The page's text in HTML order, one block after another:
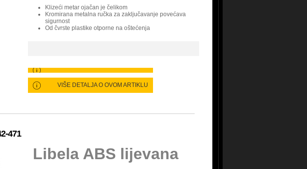
Klizeći metar ojačan je čelikom
Kromirana metalna ručka za zaključavanje povećava
sigurnost
Od čvrste plastike otporne na oštećenja
VIŠE DETALJA O OVOM ARTIKLU
471
Libela ABS lijevana